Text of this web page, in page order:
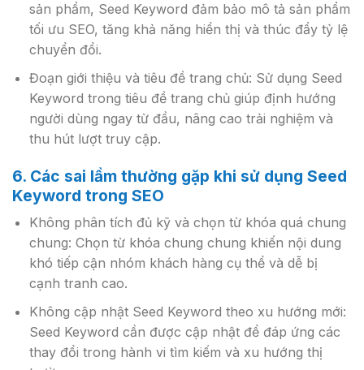
sản phẩm, Seed Keyword đảm bảo mô tả sản phẩm
tối ưu SEO, tăng khả năng hiển thị và thúc đẩy tỷ lệ
chuyển đổi.
Đoạn giới thiệu và tiêu đề trang chủ: Sử dụng Seed
Keyword trong tiêu đề trang chủ giúp định hướng
người dùng ngay từ đầu, nâng cao trải nghiệm và
thu hút lượt truy cập.
6. Các sai lầm thường gặp khi sử dụng Seed
Keyword trong SEO
Không phân tích đủ kỹ và chọn từ khóa quá chung
chung: Chọn từ khóa chung chung khiến nội dung
khó tiếp cận nhóm khách hàng cụ thể và dễ bị
cạnh tranh cao.
Không cập nhật Seed Keyword theo xu hướng mới:
Seed Keyword cần được cập nhật để đáp ứng các
thay đổi trong hành vi tìm kiếm và xu hướng thị